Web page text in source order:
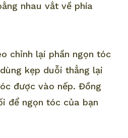
nhau vắt về phía
chỉnh lại phần ngọn tóc
kẹp duỗi thẳng lại
được vào nếp. Đồng
để ngọn tóc của bạn